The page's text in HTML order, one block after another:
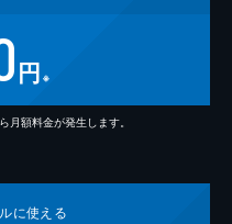
円 ※
額料金が発生します。
に使える